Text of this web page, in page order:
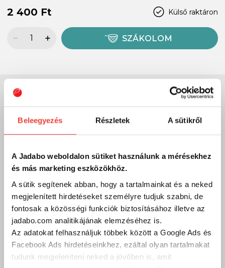
Beleegyezés Részletek A sütikről
A Jadabo weboldalon sütiket használunk a mérésekhez
és más marketing eszközökhöz.
A sütik segítenek abban, hogy a tartalmainkat és a neked
megjelenített hirdetéseket személyre tudjuk szabni, de
fontosak a közösségi funkciók biztosításához illetve az
jadabo.com analitikájának elemzéséhez is.
Az adatokat felhasználjuk többek között a Google Ads és
Facebook Ads hirdetéseinkhez, ezáltal olyan tartalmakat
tudunk megjeleníteni neked a jövőben is, amit
Külső raktáron
2 400 Ft
SZÁKOLOM
Kérdésed van?
A legfontosabb, hogy megtaláld a számodra megfelelő, a
Hívj és segítünk, hogy mivel tudsz sikeres lenni a parton vagy a
csónakban!
Kód:10015465
Telefon
Szakértő kollégáink válaszolnak a kérdéseidre és
segítenek megtalálni Neked a személyre szabott
megoldást, felszerelést vagy kiegészítőt! Munkanapokon